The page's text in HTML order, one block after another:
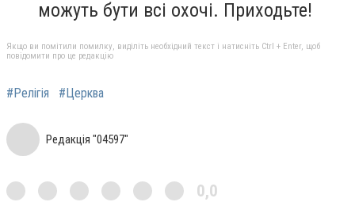
можуть бути всі охочі. Приходьте!
Якщо ви помітили помилку, виділіть необхідний текст і натисніть Ctrl + Enter, щоб
повідомити про це редакцію
#Релігія #Церква
Редакція "04597"
0,0